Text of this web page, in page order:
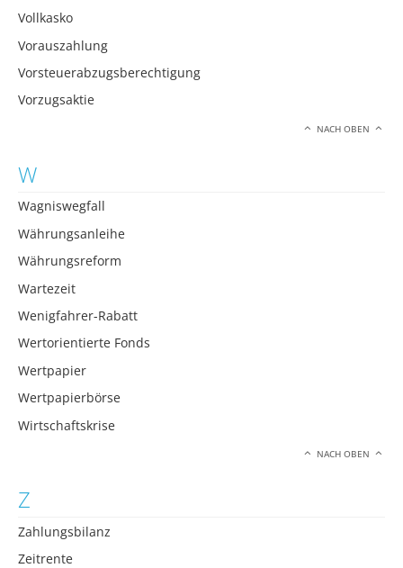
Vollkasko
Vorauszahlung
Vorsteuerabzugsberechtigung
Vorzugsaktie
NACH OBEN
W
Wagniswegfall
Währungsanleihe
Währungsreform
Wartezeit
Wenigfahrer-Rabatt
Wertorientierte Fonds
Wertpapier
Wertpapierbörse
Wirtschaftskrise
NACH OBEN
Z
Zahlungsbilanz
Zeitrente